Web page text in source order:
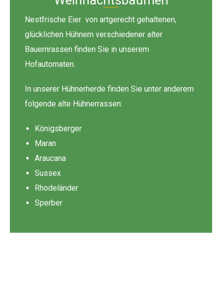
Nestfrische Eier von artgerecht gehaltenen,
glücklichen Hühnern verschiedener alter
Bauernrassen finden Sie in unserem
Hofautomaten.
In unserer Hühnerherde finden Sie unter anderem
folgende alte Hühnerrassen:
Königsberger
Maran
Araucana
Sussex
Rhodeländer
Sperber